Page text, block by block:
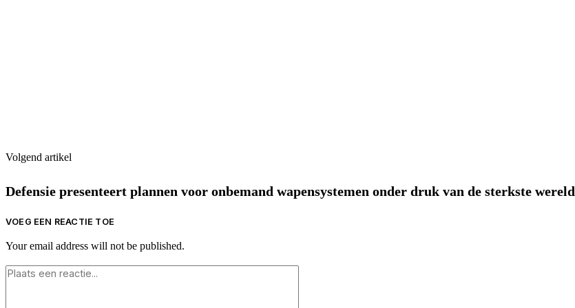
Volgend artikel
Defensie presenteert plannen voor onbemand wapensystemen onder druk van de sterkste wereld
VOEG EEN REACTIE TOE
Your email address will not be published.